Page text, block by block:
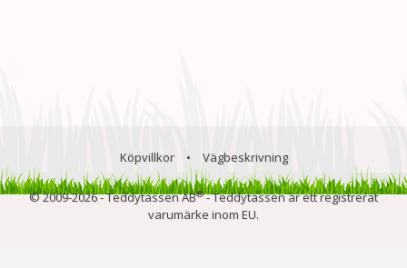
Köpvillkor • Vägbeskrivning
© 2009-2026 - Teddytassen AB®- Teddytassen är ett registrerat
varumärke inom EU.